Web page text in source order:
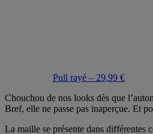
Pull rayé – 29,99 €
Chouchou de nos looks dès que
Bref, elle ne passe pas inaperçue. Et
La maille se présente dans différentes